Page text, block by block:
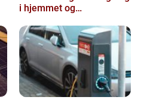
i hjemmet og